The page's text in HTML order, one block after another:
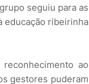
seguiu para as
educação ribeirinha
ao
gestores puderam